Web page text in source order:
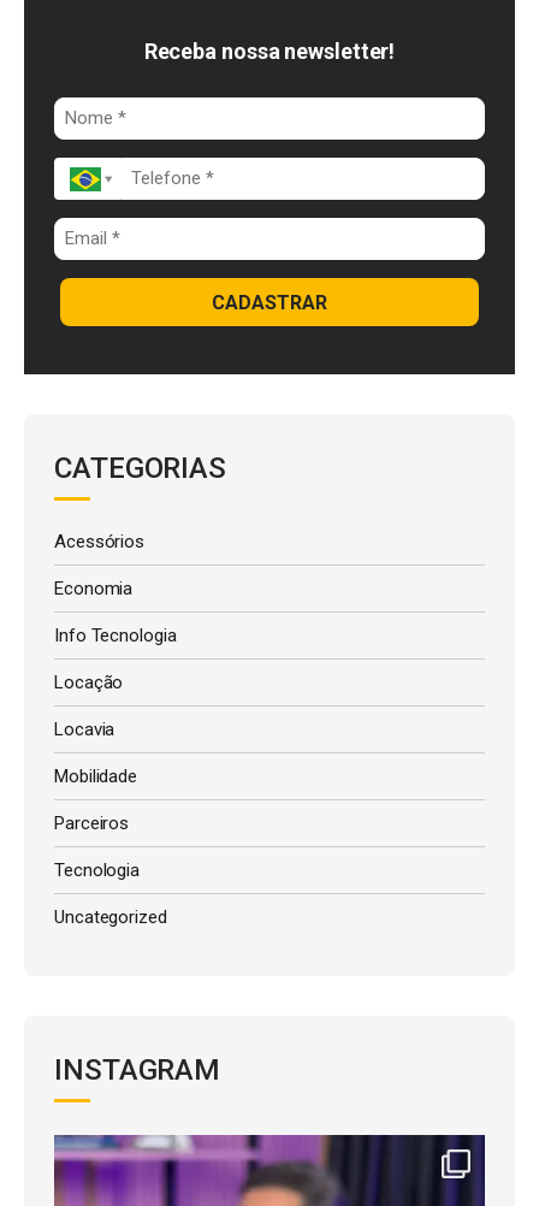
o
o
k
I
n
A
p
p
Receba nossa newsletter!
CADASTRAR
CATEGORIAS
Acessórios
Economia
Info Tecnologia
Locação
Locavia
Mobilidade
Parceiros
Tecnologia
Uncategorized
INSTAGRAM